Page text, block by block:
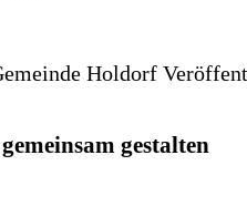
Holdorf
gestalten